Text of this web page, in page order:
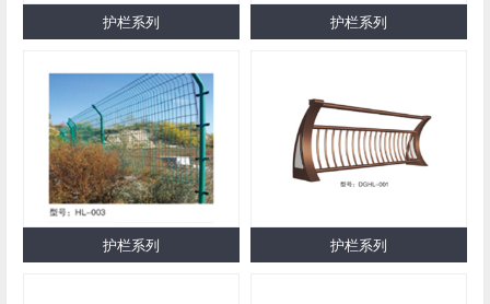
护栏系列 护栏系列
护栏系列 护栏系列